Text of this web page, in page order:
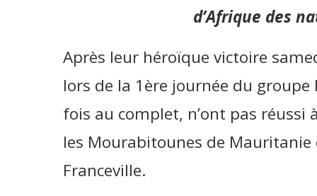
d’Afrique des
Après leur héroïque victoire
lors de la 1ère journée du
fois au complet, n’ont pas
les Mourabitounes de
Franceville.